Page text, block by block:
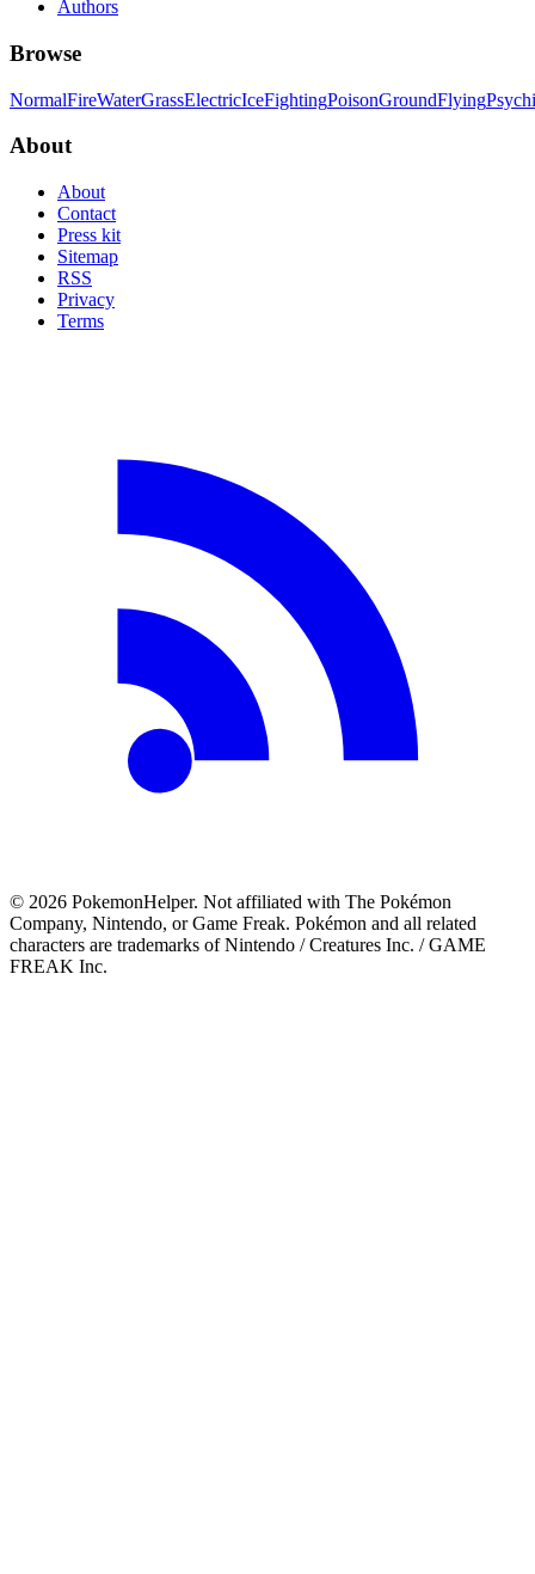
Authors
Browse
NormalFireWaterGrassElectricIceFightingPoisonGroundFlying
About
About
Contact
Press kit
Sitemap
RSS
Privacy
Terms
© 2026 PokemonHelper. Not affiliated with The Pokémon
Company, Nintendo, or Game Freak. Pokémon and all related
characters are trademarks of Nintendo / Creatures Inc. / GAME
FREAK Inc.